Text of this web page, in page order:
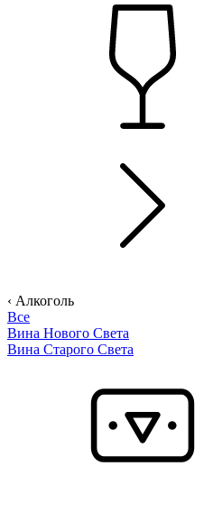
‹ Алкоголь
Все
Вина Нового Света
Вина Старого Света